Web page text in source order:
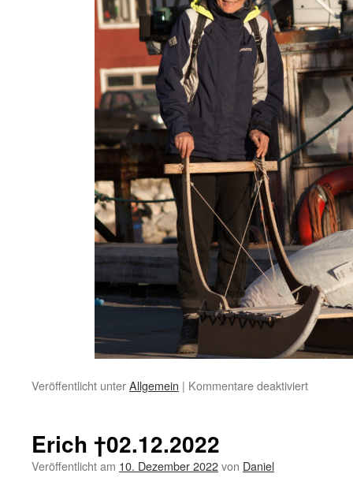
Veröffentlicht unterAllgemein | Kommentare deaktiviertfür
Erich †02.12.2022
Veröffentlicht am 10. Dezember 2022von Daniel